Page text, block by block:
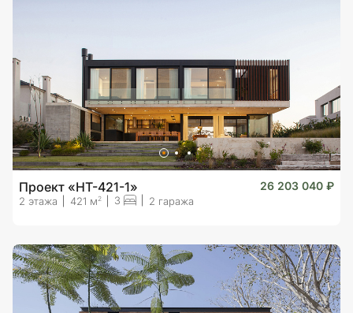
Проект «HT-421-1» 26 203 040 ₽
2 этажа 421 м2 3 2 гаража